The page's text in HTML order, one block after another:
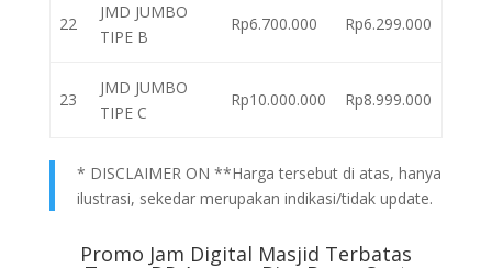
22
JMD JUMBO
TIPE B
Rp6.700.000 Rp6.299.000
23
JMD JUMBO
TIPE C
Rp10.000.000 Rp8.999.000
* DISCLAIMER ON **Harga tersebut di atas, hanya
ilustrasi, sekedar merupakan indikasi/tidak update.
Promo Jam Digital Masjid Terbatas